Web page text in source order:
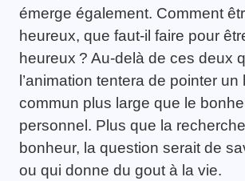
émerge également. Comment
heureux, que faut-il faire pour
heureux ? Au-delà de ces deux
l’animation tentera de pointer un
commun plus large que le
personnel. Plus que la
bonheur, la question serait de
ou qui donne du gout à la vie.